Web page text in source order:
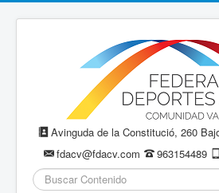
Avinguda de la Constitució, 260
fdacv@fdacv.com
963154489
Buscar...